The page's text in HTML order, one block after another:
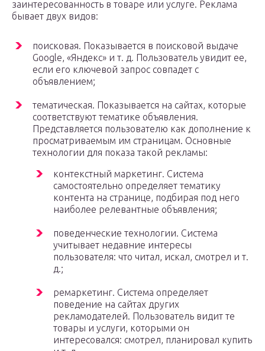
заинтересованность в товаре или услуге. Реклама
бывает двух видов:
поисковая. Показывается в поисковой выдаче
Google, «Яндекс» и т. д. Пользователь увидит ее,
если его ключевой запрос совпадет с
объявлением;
тематическая. Показывается на сайтах, которые
соответствуют тематике объявления.
Представляется пользователю как дополнение к
просматриваемым им страницам. Основные
технологии для показа такой рекламы:
контекстный маркетинг. Система
самостоятельно определяет тематику
контента на странице, подбирая под него
наиболее релевантные объявления;
поведенческие технологии. Система
учитывает недавние интересы
пользователя: что читал, искал, смотрел и т.
д.;
ремаркетинг. Система определяет
поведение на сайтах других
рекламодателей. Пользователь видит те
товары и услуги, которыми он
интересовался: смотрел, планировал купить